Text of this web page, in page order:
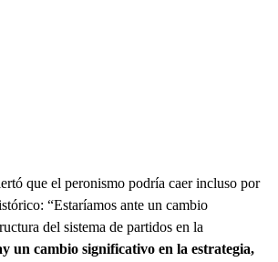
que el peronismo podría caer incluso por
“Estaríamos ante un cambio
del sistema de partidos en la
un cambio significativo en la estrategia,